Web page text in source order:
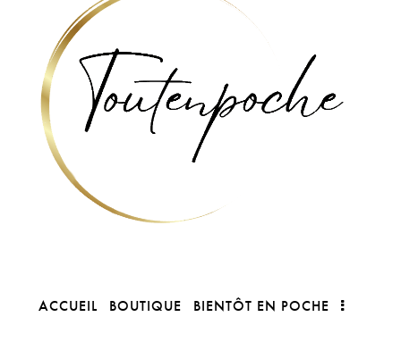
ACCUEIL BOUTIQUE BIENTÔT EN POCHE